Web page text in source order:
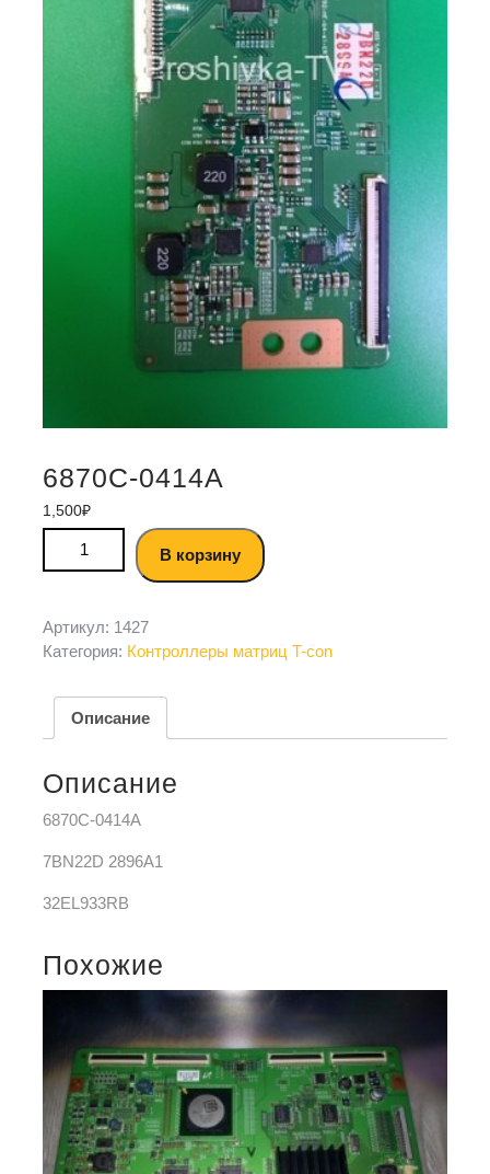
6870C-0414A
1,500₽
В корзину
Артикул: 1427
Категория: Контроллеры матриц T-con
Описание
Описание
6870C-0414A
7BN22D 2896A1
32EL933RB
Похожие